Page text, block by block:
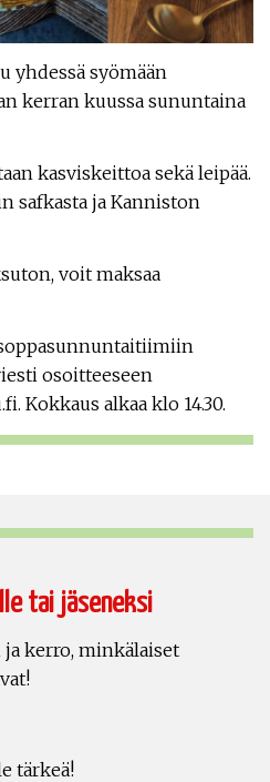
yhdessä syömään
kerran kuussa sununtaina
kasviskeittoa sekä leipää.
safkasta ja Kanniston
voit maksaa
osoitteeseen
Kokkaus alkaa klo 14.30.
tai jäseneksi
kerro, minkälaiset
tärkeä!